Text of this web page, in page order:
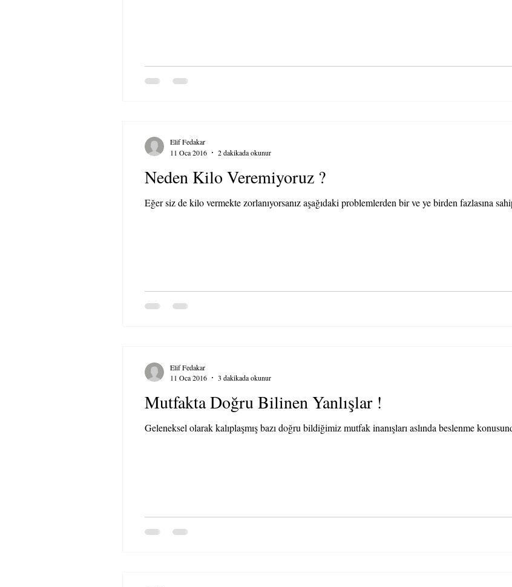
Neden Kilo Veremiyoruz ?
Eğer siz de kilo vermekte zorlanıyorsanız aşağıdaki problemlerden bir ve ye birden fazlasına
Elif Fedakar
11 Oca 2016
2 dakikada okunur
Mutfakta Doğru Bilinen Yanlışlar !
Geleneksel olarak kalıplaşmış bazı doğru bildiğimiz mutfak inanışları aslında beslenme
Elif Fedakar
11 Oca 2016
3 dakikada okunur